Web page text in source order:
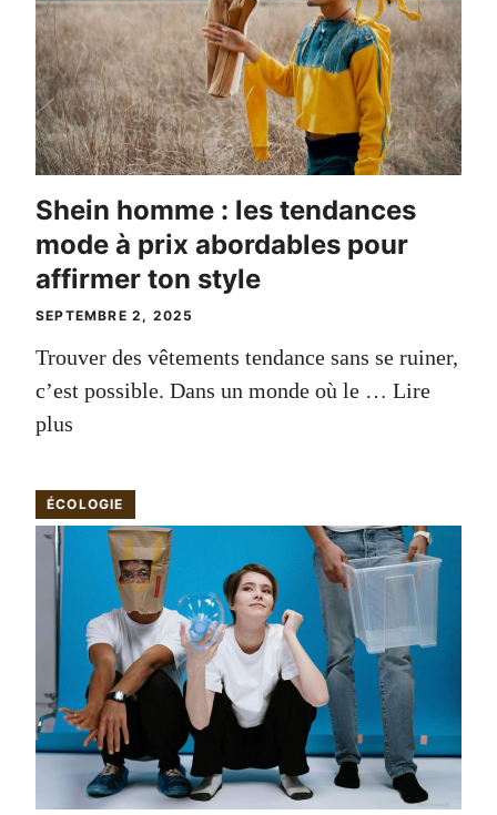
Shein homme : les tendances
mode à prix abordables pour
affirmer ton style
SEPTEMBRE 2, 2025
Trouver des vêtements tendance sans se ruiner,
c’est possible. Dans un monde où le … Lire
plus
ÉCOLOGIE